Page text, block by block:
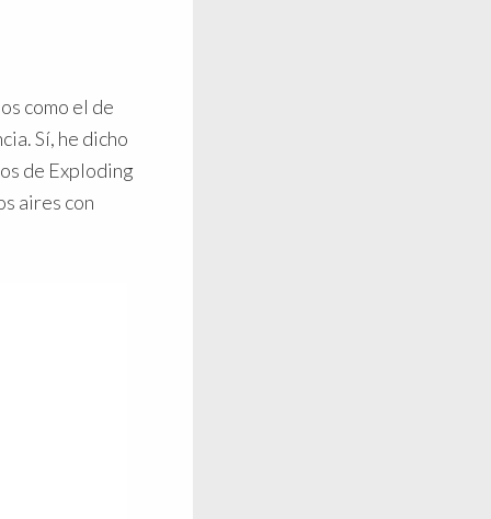
como el de
Sí, he dicho
de Exploding
aires con